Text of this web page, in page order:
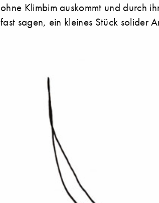
ohne Klimbim auskommt und durch
fast sagen, ein kleines Stück solider